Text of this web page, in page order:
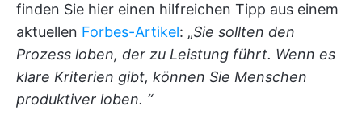
finden Sie hier einen hilfreichen Tipp aus einem
aktuellen Forbes-Artikel: „Sie sollten den
Prozess loben, der zu Leistung führt. Wenn es
klare Kriterien gibt, können Sie Menschen
produktiver loben. “